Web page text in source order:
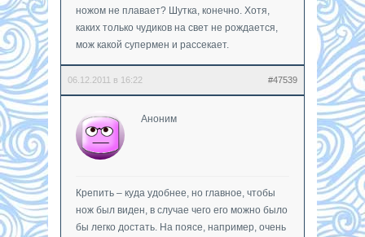
ножом не плавает? Шутка, конечно. Хотя,
каких только чудиков на свет не рождается,
мож какой супермен и рассекает.
06.12.2011 в 16:22 #47539
Аноним
Крепить – куда удобнее, но главное, чтобы
нож был виден, в случае чего его можно было
бы легко достать. На поясе, например, очень